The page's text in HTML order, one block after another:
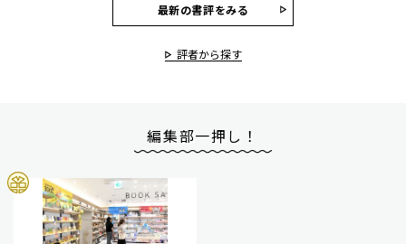
最新の書評をみる
評者から探す
編集部一押し！